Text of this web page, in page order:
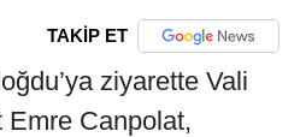
TAKİP ET
ziyarette Vali
Emre Canpolat,